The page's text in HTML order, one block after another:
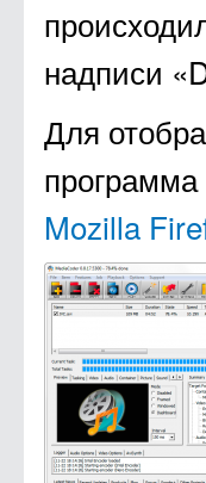
надписи
Для
программа
Mozilla